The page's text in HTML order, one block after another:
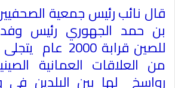
قال نائب رئيس جمعية
بن حمد الجهوري رئيس وفد
للصين قرابة
من العلاقات العمانية
رواسخ لها بين البلدين